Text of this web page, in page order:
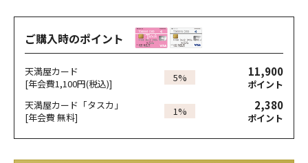
ご購入時のポイント
天満屋カード
[年会費1,100円(税込)]
5% 11,900
ポイント
天満屋カード「タスカ」
[年会費 無料]
1% 2,380
ポイント